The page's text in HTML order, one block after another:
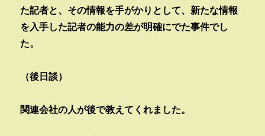
た記者と、その情報を手がかりとして、新たな情報
を入手した記者の能力の差が明確にでた事件でし
た。
（後日談）
関連会社の人が後で教えてくれました。